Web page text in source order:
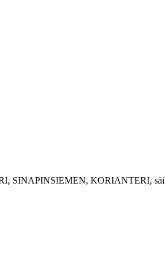
SINAPINSIEMEN, KORIANTERI,